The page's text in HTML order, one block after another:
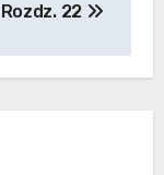
22